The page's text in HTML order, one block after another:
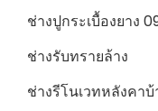
ช่างปูกระเบื้องยาง
ช่างรับทรายล้าง
ช่างรีโนเวทหลังคา